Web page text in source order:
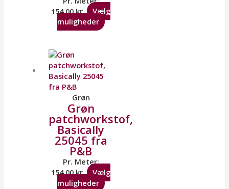
154,00kr.
Vælg
muligheder
Grøn
Grøn
patchworkstof,
Basically
25045 fra
P&B
Pr. Meter:
154,00kr.
Vælg
muligheder